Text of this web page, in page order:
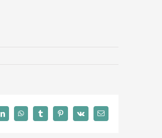
LinkedInWhatsAppTumblrPinterest
Vk
Correo
electrónico